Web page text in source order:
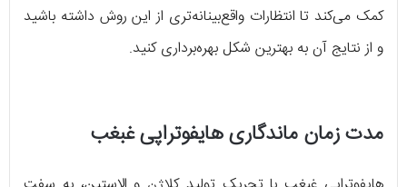
کمک می‌کند تا انتظارات واقع‌بینانه‌تری از این روش داشته باشید
و از نتایج آن به بهترین شکل بهره‌برداری کنید.
مدت زمان ماندگاری هایفوتراپی غبغب